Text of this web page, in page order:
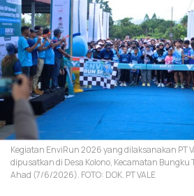
Kegiatan EnviRun 2026 yang dilaksanakan PT
dipusatkan di Desa Kolono, Kecamatan
Ahad (7/6/2026). FOTO: DOK. PT VALE